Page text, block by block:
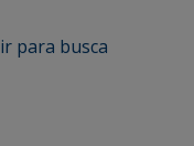
ir para busca